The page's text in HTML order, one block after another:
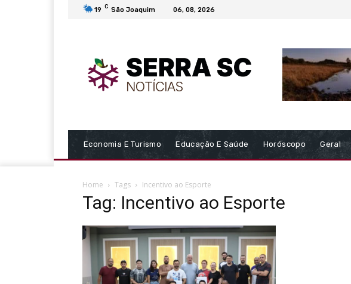
19 C São Joaquim 06, 08, 2026
Economia E Turismo Educação E Saúde Horóscopo Geral
Home Tags Incentivo ao Esporte
Tag: Incentivo ao Esporte